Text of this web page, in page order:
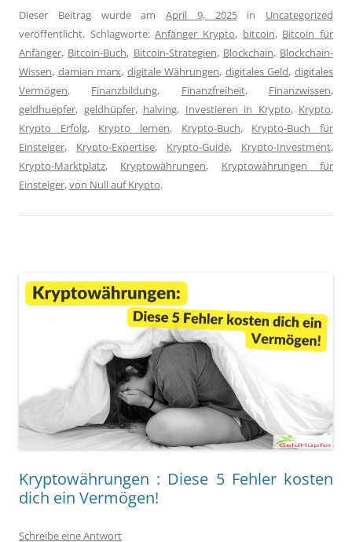
Dieser Beitrag wurde am April 9, 2025in Uncategorized
veröffentlicht. Schlagworte:Anfänger Krypto, bitcoin, Bitcoin für
Anfänger, Bitcoin-Buch, Bitcoin-Strategien, Blockchain, Blockchain-
Wissen, damian marx, digitale Währungen, digitales Geld,digitales
Vermögen, Finanzbildung, Finanzfreiheit, Finanzwissen,
geldhuepfer, geldhüpfer, halving, Investieren in Krypto, Krypto,
Krypto Erfolg, Krypto lernen, Krypto-Buch, Krypto-Buch für
Einsteiger, Krypto-Expertise, Krypto-Guide, Krypto-Investment,
Krypto-Marktplatz, Kryptowährungen, Kryptowährungen für
Einsteiger,von Null auf Krypto.
Kryptowährungen : Diese 5 Fehler kosten
dich ein Vermögen!
Schreibe eine Antwort